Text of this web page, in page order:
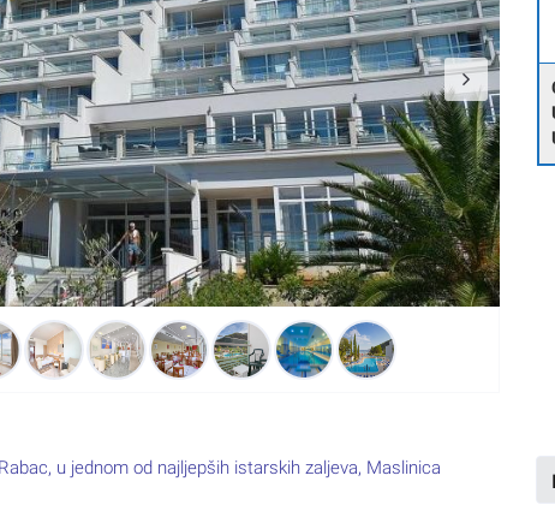
u jednom od najljepših istarskih zaljeva, Maslinica